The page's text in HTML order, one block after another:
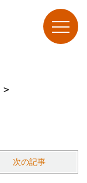
次の記事